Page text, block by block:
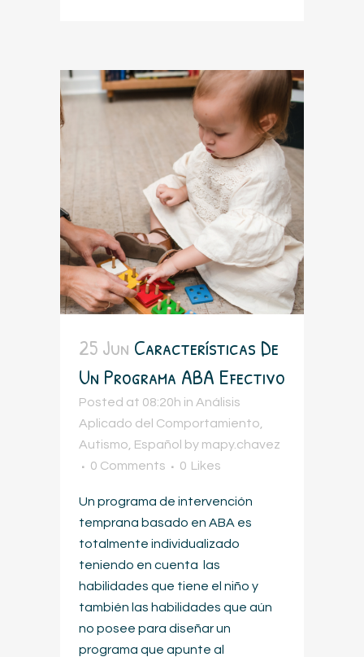
25 Jun Características De
Un Programa ABA Efectivo
Posted at 08:20h in Análisis
Aplicado del Comportamiento
Autismo Español by mapy.chavez
0 Comments
0 Likes
Un programa de intervención
temprana basado en ABA es
totalmente individualizado
teniendo en cuenta las
habilidades que tiene el niño y
también las habilidades que aún
no posee para diseñar un
programa que apunte al